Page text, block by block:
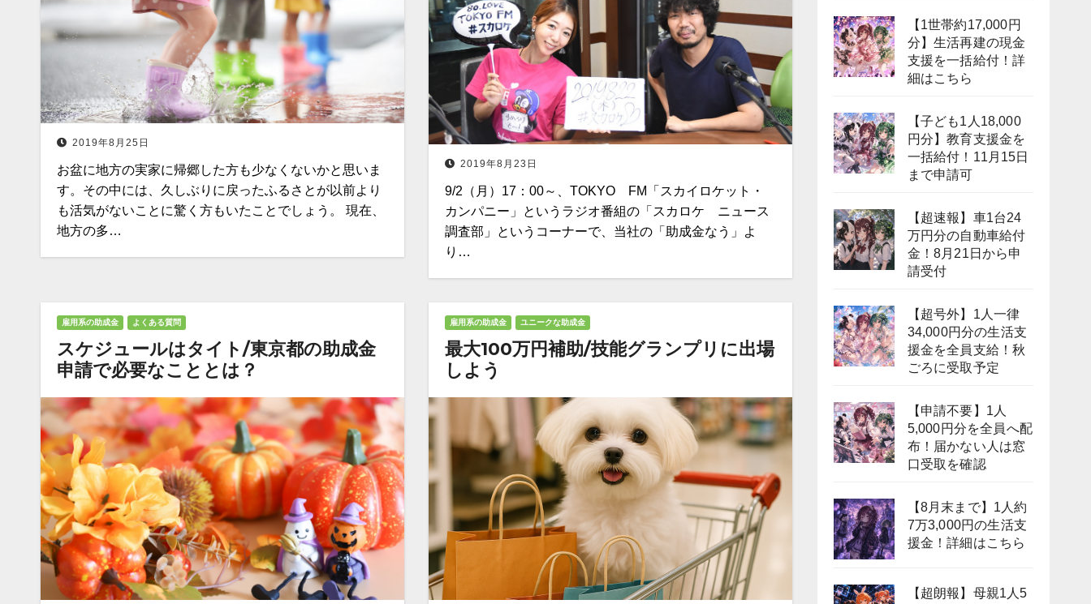
2019年8月25日
お盆に地方の実家に帰郷した方も少なくないかと思いま
す。その中には、久しぶりに戻ったふるさとが以前より
も活気がないことに驚く方もいたことでしょう。 現在、
地方の多…
2019年8月23日
9/2（月）17：00～、TOKYO FM「スカイロケット・
カンパニー」というラジオ番組の「スカロケ ニュース
調査部」というコーナーで、当社の「助成金なう」よ
り…
雇用系の助成金 よくある質問
スケジュールはタイト/東京都の助成金
申請で必要なこととは？
雇用系の助成金 ユニークな助成金
最大100万円補助/技能グランプリに出場
しよう
【1世帯約17,000円
分】生活再建の現金
支援を一括給付！詳
細はこちら
【子ども1人18,000
円分】教育支援金を
一括給付！11月15日
まで申請可
【超速報】車1台24
万円分の自動車給付
金！8月21日から申
請受付
【超号外】1人一律
34,000円分の生活支
援金を全員支給！秋
ごろに受取予定
【申請不要】1人
5,000円分を全員へ配
布！届かない人は窓
口受取を確認
【8月末まで】1人約
7万3,000円の生活支
援金！詳細はこちら
【超朗報】母親1人5